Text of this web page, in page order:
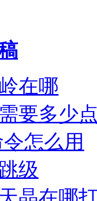
在哪
要多少
怎么用
级